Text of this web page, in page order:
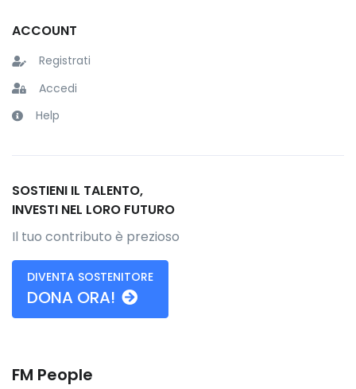
ACCOUNT
Registrati
Accedi
Help
SOSTIENI IL TALENTO,
INVESTI NEL LORO FUTURO
Il tuo contributo è prezioso
DIVENTA SOSTENITORE
DONA ORA!
FM People